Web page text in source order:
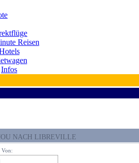
Reisen
Infos
NACH LIBREVILLE
Von: